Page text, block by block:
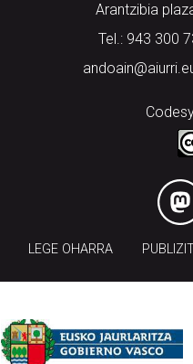
Arantzibia
Tel.: 943 300
LEGE OHARRA